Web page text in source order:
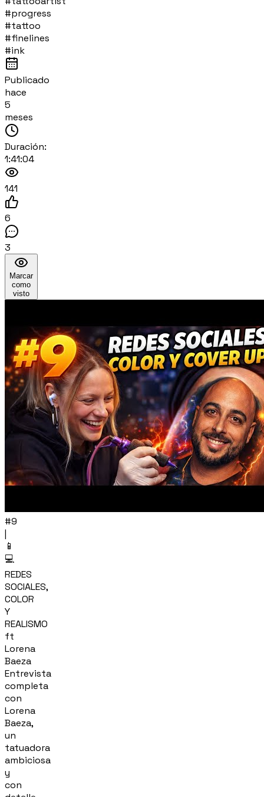
#progress
#tattoo
#finelines
#ink
Publicado
hace
5
meses
Duración:
1:41:04
141
6
3
Marcar
como
visto
#9
|
📱
💻
REDES
SOCIALES,
COLOR
Y
REALISMO
ft
Lorena
Baeza
Entrevista
completa
con
Lorena
Baeza,
un
tatuadora
ambiciosa
y
con